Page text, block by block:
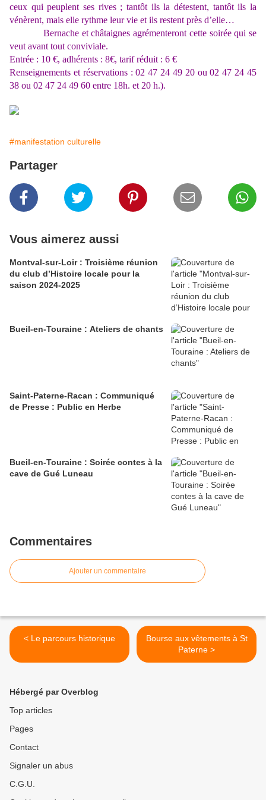
ceux qui peuplent ses rives ; tantôt ils la détestent, tantôt ils la
vénèrent, mais elle rythme leur vie et ils restent près d’elle…
Bernache et châtaignes agrémenteront cette soirée qui se
veut avant tout conviviale.
Entrée : 10 €, adhérents : 8€, tarif réduit : 6 €
Renseignements et réservations : 02 47 24 49 20 ou 02 47 24 45
38 ou 02 47 24 49 60 entre 18h. et 20 h.).
#manifestation culturelle
Partager
Vous aimerez aussi
Montval-sur-Loir : Troisième réunion
du club d’Histoire locale pour la
saison 2024-2025
Bueil-en-Touraine : Ateliers de chants
Saint-Paterne-Racan : Communiqué
de Presse : Public en Herbe
Bueil-en-Touraine : Soirée contes à la
cave de Gué Luneau
Commentaires
Ajouter un commentaire
< Le parcours historique
Bourse aux vêtements à St
Paterne >
Hébergé par Overblog
Top articles
Pages
Contact
Signaler un abus
C.G.U.